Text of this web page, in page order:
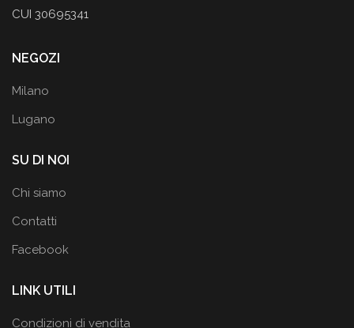
CUI 30695341
NEGOZI
Milano
Lugano
SU DI NOI
Chi siamo
Contatti
Facebook
LINK UTILI
Condizioni di vendita